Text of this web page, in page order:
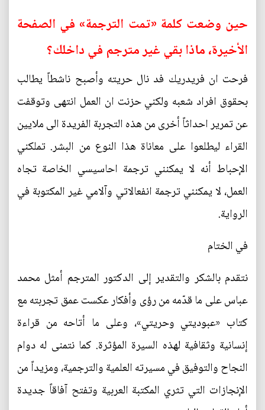
حين وضعت كلمة «تمت الترجمة» في الصفحة
الأخيرة، ماذا بقي غير مترجم في داخلك؟
فرحت ان فريدريك فد نال حريته وأصبح ناشطاً يطالب
بحقوق افراد شعبه ولكني حزنت ان العمل انتهى وتوقفت
عن تمرير احداثاً أخرى من هذه التجربة الفريدة الى ملايين
القراء ليطلعوا على معاناة هذا النوع من البشر. تملكني
الإحباط أنه لا يمكنني ترجمة احاسيسي الخاصة تجاه
العمل، لا يمكنني ترجمة انفعالاتي وآلامي غير المكتوبة في
الرواية.
في الختام
نتقدم بالشكر والتقدير إلى الدكتور المترجم أمثل محمد
عباس على ما قدّمه من رؤى وأفكار عكست عمق تجربته مع
كتاب «عبوديتي وحريتي»، وعلى ما أتاحه من قراءة
إنسانية وثقافية لهذه السيرة المؤثرة. كما نتمنى له دوام
النجاح والتوفيق في مسيرته العلمية والترجمية، ومزيداً من
الإنجازات التي تثري المكتبة العربية وتفتح آفاقاً جديدة